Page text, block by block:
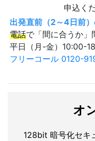
申込く
出発直前（2～4日前
電話で「間に合うか」
平日（月-金）10:00-
フリーコール 0120-
オ
128bit 暗号化セキ